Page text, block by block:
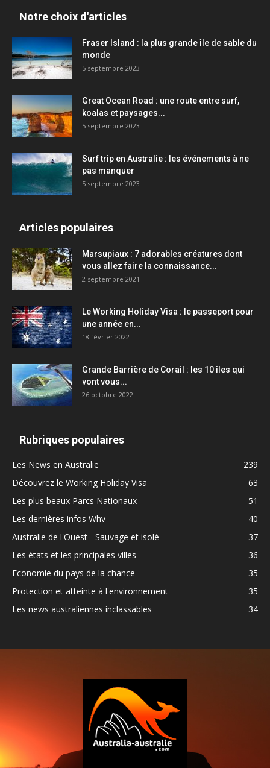
Notre choix d'articles
Fraser Island : la plus grande île de sable du
monde
5 septembre 2023
Great Ocean Road : une route entre surf,
koalas et paysages...
5 septembre 2023
Surf trip en Australie : les événements à ne
pas manquer
5 septembre 2023
Articles populaires
Marsupiaux : 7 adorables créatures dont
vous allez faire la connaissance...
2 septembre 2021
Le Working Holiday Visa : le passeport pour
une année en...
18 février 2022
Grande Barrière de Corail : les 10 îles qui
vont vous...
26 octobre 2022
Rubriques populaires
Les News en Australie
239
Découvrez le Working Holiday Visa
63
Les plus beaux Parcs Nationaux
51
Les dernières infos Whv
40
Australie de l'Ouest - Sauvage et isolé
37
Les états et les principales villes
36
Economie du pays de la chance
35
Protection et atteinte à l'environnement
35
Les news australiennes inclassables
34